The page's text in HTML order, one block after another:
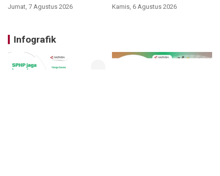
Jumat, 7 Agustus 2026 Kamis, 6 Agustus 2026
Infografik